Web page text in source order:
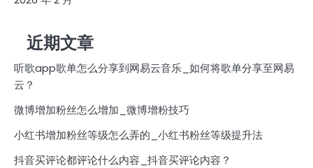
近期文章
听歌app歌单怎么分享到网易云音乐_如何将歌单分享至网易
云？
微博增加粉丝怎么增加_微博增粉技巧
小红书增加粉丝等级怎么弄的_小红书粉丝等级提升法
抖音买评论都评论什么内容_抖音买评论内容？